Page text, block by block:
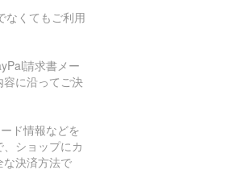
なくてもご利用
請求書メー
容に沿ってご決
ド情報などを
ショップにカ
な決済方法で